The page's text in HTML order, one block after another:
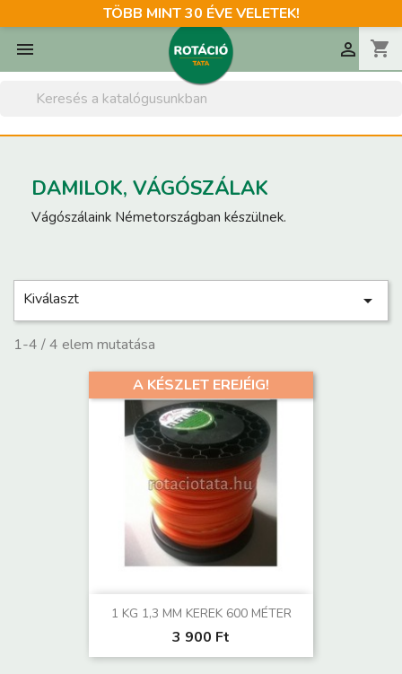
TÖBB MINT 30 ÉVE VELETEK!
 shopping_cart

DAMILOK, VÁGÓSZÁLAK
Vágószálaink Németországban készülnek.
Kiválaszt 
1-4 / 4 elem mutatása
1 KG 1,3 MM KEREK 600 MÉTER
3 900 Ft
A KÉSZLET EREJÉIG!